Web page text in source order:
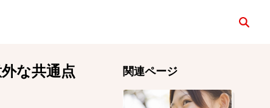
な共通点
関連ページ